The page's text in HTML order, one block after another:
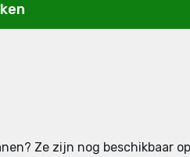
Ze zijn nog beschikbaar